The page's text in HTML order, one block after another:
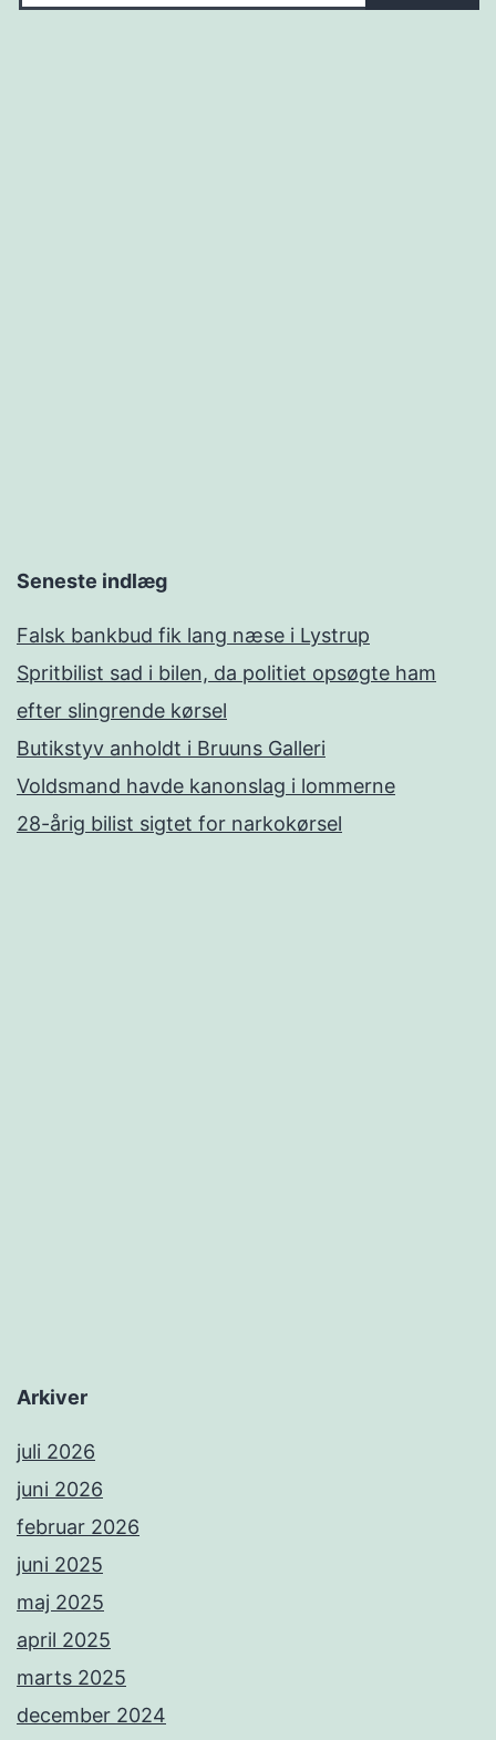
Seneste indlæg
Falsk bankbud fik lang næse i Lystrup
Spritbilist sad i bilen, da politiet opsøgte ham
efter slingrende kørsel
Butikstyv anholdt i Bruuns Galleri
Voldsmand havde kanonslag i lommerne
28-årig bilist sigtet for narkokørsel
Arkiver
juli 2026
juni 2026
februar 2026
juni 2025
maj 2025
april 2025
marts 2025
december 2024